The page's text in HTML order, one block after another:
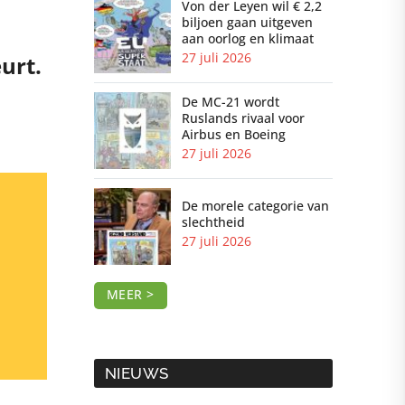
Von der Leyen wil € 2,2
biljoen gaan uitgeven
aan oorlog en klimaat
27 juli 2026
De MC-21 wordt
Ruslands rivaal voor
Airbus en Boeing
27 juli 2026
De morele categorie van
slechtheid
27 juli 2026
MEER >
NIEUWS